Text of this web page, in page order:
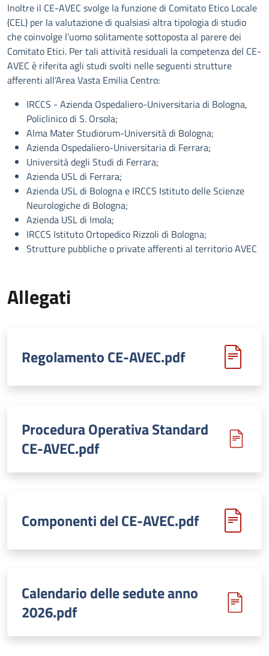
Inoltre il CE-AVEC svolge la funzione di Comitato Etico Locale
(CEL) per la valutazione di qualsiasi altra tipologia di studio
che coinvolge l’uomo solitamente sottoposta al parere dei
Comitato Etici. Per tali attività residuali la competenza del CE-
AVEC è riferita agli studi svolti nelle seguenti strutture
afferenti all’Area Vasta Emilia Centro:
IRCCS - Azienda Ospedaliero-Universitaria di Bologna,
Policlinico di S. Orsola;
Alma Mater Studiorum-Università di Bologna;
Azienda Ospedaliero-Universitaria di Ferrara;
Università degli Studi di Ferrara;
Azienda USL di Ferrara;
Azienda USL di Bologna e IRCCS Istituto delle Scienze
Neurologiche di Bologna;
Azienda USL di Imola;
IRCCS Istituto Ortopedico Rizzoli di Bologna;
Strutture pubbliche o private afferenti al territorio AVEC
Allegati
Regolamento CE-AVEC.pdf
Procedura Operativa Standard
CE-AVEC.pdf
Componenti del CE-AVEC.pdf
Calendario delle sedute anno
2026.pdf